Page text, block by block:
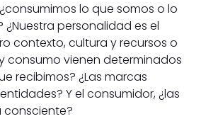
lo que somos o lo
¿Nuestra personalidad es el
contexto, cultura y recursos o
consumo vienen determinados
recibimos? ¿Las marcas
Y el consumidor, ¿las